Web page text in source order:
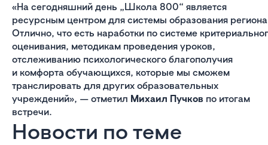
«На сегодняшний день „Школа 800“ является
ресурсным центром для системы образования
Отлично, что есть наработки по системе
оценивания, методикам проведения уроков,
отслеживанию психологического благополучия
и комфорта обучающихся, которые мы сможем
транслировать для других образовательных
учреждений», — отметил Михаил Пучков по итогам
встречи.
Новости по теме